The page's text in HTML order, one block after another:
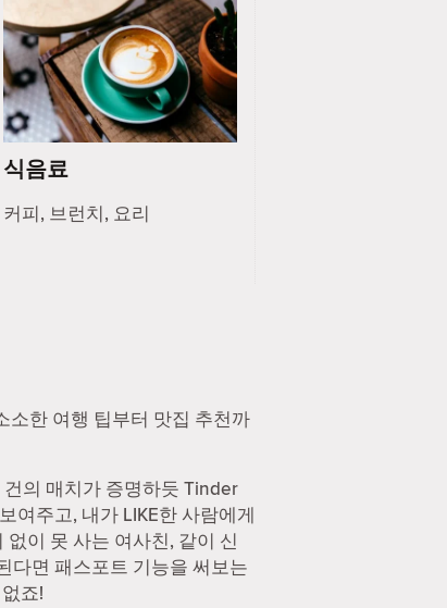
식음료
커피, 브런치, 요리
소한 여행 팁부터 맛집 추천까
의 매치가 증명하듯 Tinder
여주고, 내가 LIKE한 사람에게
이 못 사는 여사친, 같이 신
다면 패스포트 기능을 써보는
죠!